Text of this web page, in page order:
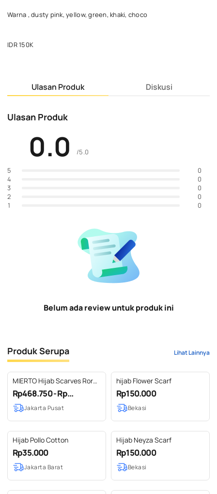
Warna , dusty pink, yellow, green, khaki, choco
IDR 150K
Ulasan Produk Diskusi
Ulasan Produk
0.0 /5.0
5
0
4
0
3
0
2
0
1
0
Belum ada review untuk produk ini
Produk Serupa Lihat Lainnya
MIERTO Hijab Scarves Roro
Jonggrang Series Hijab
Premium Segi Empat Modis
HJB03
Rp468.750 - Rp...
Jakarta Pusat
hijab Flower Scarf
Rp150.000
Bekasi
Hijab Pollo Cotton
Rp35.000
Jakarta Barat
Hijab Neyza Scarf
Rp150.000
Bekasi